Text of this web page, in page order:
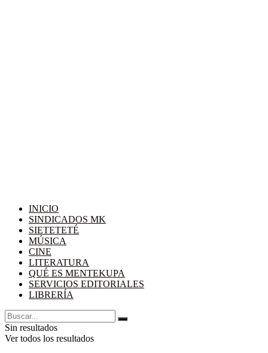
INICIO
SINDICADOS MK
SIETETETÉ
MÚSICA
CINE
LITERATURA
QUÉ ES MENTEKUPA
SERVICIOS EDITORIALES
LIBRERÍA
Sin resultados
Ver todos los resultados